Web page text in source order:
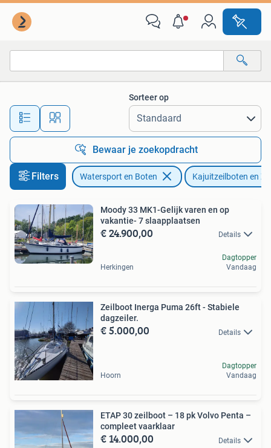
Alle afstanden…
Sorteer op
Bewaar je zoekopdracht
Filters Watersport en Boten Kajuitzeilboten en
Moody 33 MK1-Gelijk varen en op
vakantie- 7 slaapplaatsen
€ 24.900,00 Details
Herkingen
Dagtopper
Vandaag
Zeilboot Inerga Puma 26ft - Stabiele
dagzeiler.
€ 5.000,00 Details
Hoorn
Dagtopper
Vandaag
ETAP 30 zeilboot – 18 pk Volvo Penta –
compleet vaarklaar
€ 14.000,00 Details